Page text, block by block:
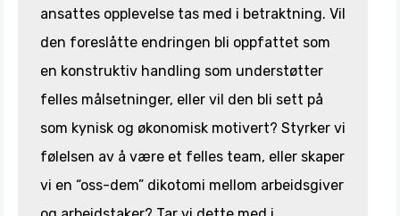
ansattes opplevelse tas med i betraktning. Vil
den foreslåtte endringen bli oppfattet som
en konstruktiv handling som understøtter
felles målsetninger, eller vil den bli sett på
som kynisk og økonomisk motivert? Styrker vi
følelsen av å være et felles team, eller skaper
vi en “oss-dem” dikotomi mellom arbeidsgiver